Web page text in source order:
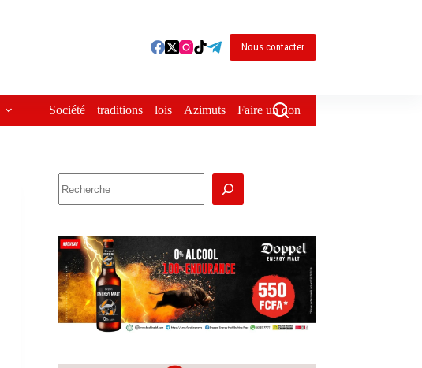
Nous contacter
Société traditions lois Azimuts Faire un don